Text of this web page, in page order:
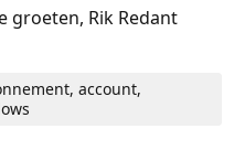
groeten, Rik Redant
account,